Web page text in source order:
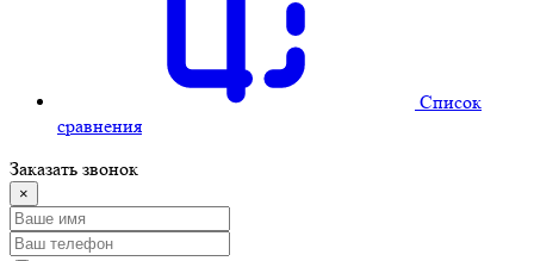
Cписок
сравнения
Заказать звонок
×